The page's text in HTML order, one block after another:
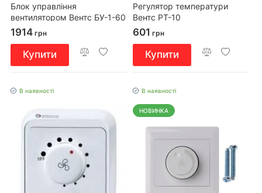
Блок управління
вентилятором Вентс БУ-1-60
1914 грн
Купити
Регулятор температури
Вентс РТ-10
601 грн
Купити
В наявності В наявності
НОВИНКА